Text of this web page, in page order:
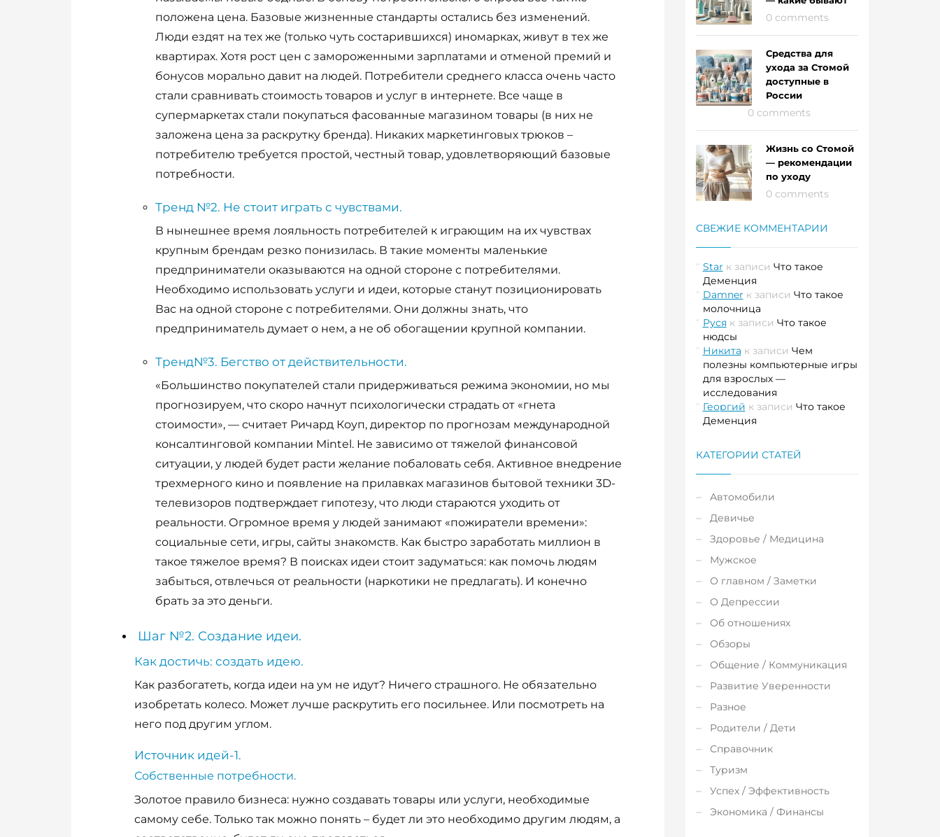
положена цена. Базовые жизненные стандарты остались без изменений.
Люди ездят на тех же (только чуть состарившихся) иномарках, живут в тех же
квартирах. Хотя рост цен с замороженными зарплатами и отменой премий и
бонусов морально давит на людей. Потребители среднего класса очень часто
стали сравнивать стоимость товаров и услуг в интернете. Все чаще в
супермаркетах стали покупаться фасованные магазином товары (в них не
заложена цена за раскрутку бренда). Никаких маркетинговых трюков –
потребителю требуется простой, честный товар, удовлетворяющий базовые
потребности.
Тренд №2. Не стоит играть с чувствами.
В нынешнее время лояльность потребителей к играющим на их чувствах
крупным брендам резко понизилась. В такие моменты маленькие
предприниматели оказываются на одной стороне с потребителями.
Необходимо использовать услуги и идеи, которые станут позиционировать
Вас на одной стороне с потребителями. Они должны знать, что
предприниматель думает о нем, а не об обогащении крупной компании.
Тренд№3. Бегство от действительности.
«Большинство покупателей стали придерживаться режима экономии, но мы
прогнозируем, что скоро начнут психологически страдать от «гнета
стоимости», — считает Ричард Коуп, директор по прогнозам международной
консалтинговой компании Mintel. Не зависимо от тяжелой финансовой
ситуации, у людей будет расти желание побаловать себя. Активное внедрение
трехмерного кино и появление на прилавках магазинов бытовой техники 3D-
телевизоров подтверждает гипотезу, что люди стараются уходить от
реальности. Огромное время у людей занимают «пожиратели времени»:
социальные сети, игры, сайты знакомств. Как быстро заработать миллион в
такое тяжелое время? В поисках идеи стоит задуматься: как помочь людям
забыться, отвлечься от реальности (наркотики не предлагать). И конечно
брать за это деньги.
Шаг №2. Создание идеи.
Как достичь: создать идею.
Как разбогатеть, когда идеи на ум не идут? Ничего страшного. Не обязательно
изобретать колесо. Может лучше раскрутить его посильнее. Или посмотреть на
него под другим углом.
Источник идей-1.
Собственные потребности.
Золотое правило бизнеса: нужно создавать товары или услуги, необходимые
самому себе. Только так можно понять – будет ли это необходимо другим людям, а
0 comments
Средства для
ухода за Стомой
доступные в
России
0 comments
Жизнь со Стомой
— рекомендации
по уходу
0 comments
СВЕЖИЕ КОММЕНТАРИИ
Star к записи Что такое
Деменция
Damner к записи Что такое
молочница
Руся к записи Что такое
нюдсы
Никита к записи Чем
полезны компьютерные игры
для взрослых —
исследования
Георгий к записи Что такое
Деменция
КАТЕГОРИИ СТАТЕЙ
Автомобили
Девичье
Здоровье / Медицина
Мужское
О главном / Заметки
О Депрессии
Об отношениях
Обзоры
Общение / Коммуникация
Развитие Уверенности
Разное
Родители / Дети
Справочник
Туризм
Успех / Эффективность
Экономика / Финансы